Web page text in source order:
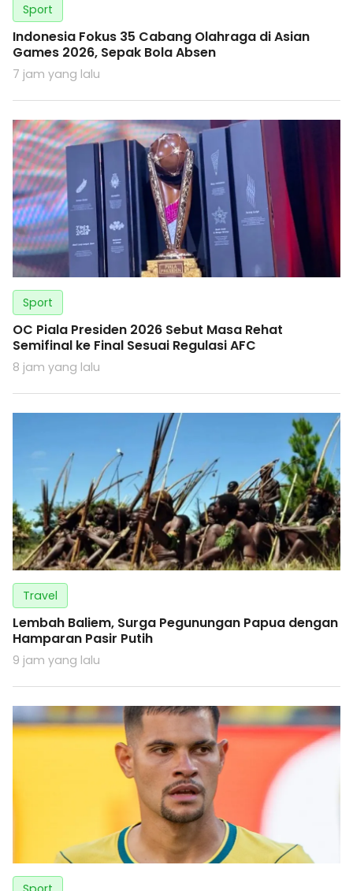
Sport
Indonesia Fokus 35 Cabang Olahraga di Asian
Games 2026, Sepak Bola Absen
7 jam yang lalu
Sport
OC Piala Presiden 2026 Sebut Masa Rehat
Semifinal ke Final Sesuai Regulasi AFC
8 jam yang lalu
Travel
Lembah Baliem, Surga Pegunungan Papua dengan
Hamparan Pasir Putih
9 jam yang lalu